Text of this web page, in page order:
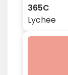
365C
Lychee